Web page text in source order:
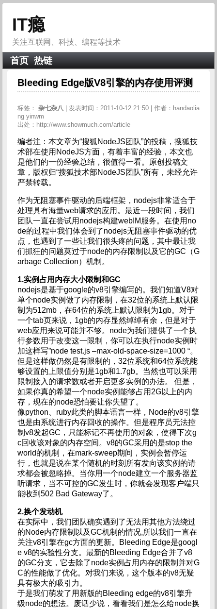
IT瘾
关注互联网、科技、编程等技术
首页 热链
Bleeding Edge版V8引擎的内存使用评测
标签： 杂七杂八
| 发表时间：2011-10-12 21:50 | 作者：handaolia
ng yinwm
出处：http://www.showmuch.com/article
编者注：本文章为“搜狐NodeJS团队”的投稿，搜狐技
术部在使用NodeJS方面，有着丰富的经验，本文也
是他们的一份经验总结，很值得一看。原创投稿文
章，版权归“搜狐技术部NodeJS团队”所有，未经允许
严禁转载。
作为无阻塞事件驱动的后端框架，nodejs非常适合于
处理具有海量web请求的应用。最近一段时间，我们
团队一直在尝试用nodejs构建webIM服务。在使用no
de的过程中我们体会到了nodejs无阻塞事件驱动的优
点，也遇到了一些让我们很头疼的问题，其中最让我
们抓狂的问题莫过于node的内存限制以及它的GC（G
arbage Collection）机制。
1.实例占用内存大小限制和GC
nodejs是基于google的v8引擎编写的。我们知道V8对
单个node实例做了内存限制，在32位的系统上默认限
制为512mb，在64位的系统上默认限制为1gb。对于
一个tab页来说，1gb的内存显然绰绰有余，但是对于
web应用来说可能并不够。node为我们提供了一个执
行参数用于改变这一限制，你可以在执行node实例时
加这样写”node test.js –max-old-space-size=1000 “。
但是这样做仍然是有限制的，32位系统和64位系统能
够设置的上限值分别是1gb和1.7gb。当然也可以采用
限制接入的请求数或者开启更多实例的办法。 但是，
如果你真的希望一个node实例能够占用2G以上的内
存，现在的node恐怕要让你失望了。
像python、ruby此类的脚本语言一样，Node的v8引擎
也是由系统进行内存回收的操作。但是程序员无法控
制v8发起GC，只能标记不再使用的对象，使得下次g
c回收该对象的内存空间。v8的GC采用的是stop the
world的机制，在mark-sweep期间，实例会暂停运
行，也就是说在某个随机的时刻所有发向该实例的请
求都会被忽略掉。当你用一个node建立一个服务器监
听请求，当不可控的GC发生时，你就会发现客户端只
能收到502 Bad Gateway了。
2.换个发动机
在实际中，我们团队确实遇到了无法用其他方法绕过
的Node内存限制以及GC机制的情况,所以我们一直在
关注v8引擎在gc方面的更新。Bleeding Edge是googl
e v8的实验性分支。最新的Bleeding Edge合并了v8
的GC分支，它去除了node实例占用内存的限制并对G
C的性能做了优化。对我们来说，这个版本的v8无疑
具有极大的吸引力。
于是我们萌发了用新版的Bleeding edge的v8引擎升
级node的想法。废话少说，看看我们是怎么给node换